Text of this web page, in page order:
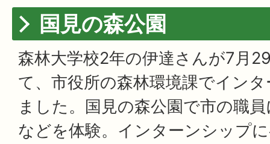
国見の森公園
森林大学校2年の伊達さんが7月
て、市役所の森林環境課でイン
ました。国見の森公園で市の職
などを体験。インターンシップ